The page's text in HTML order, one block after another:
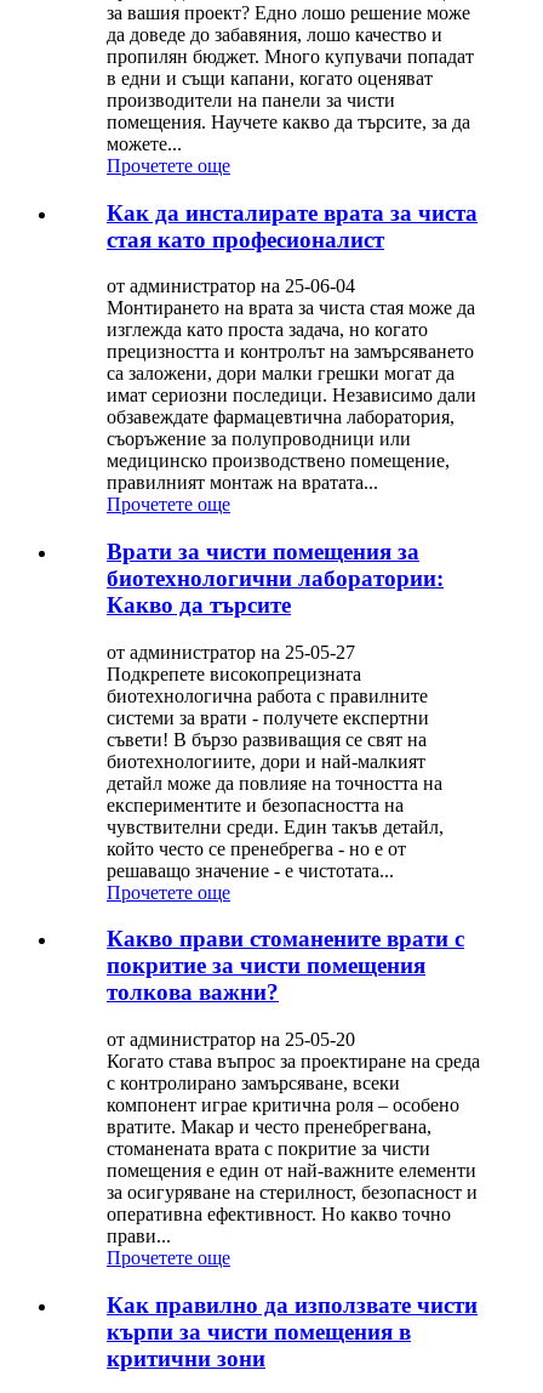
за вашия проект? Едно лошо решение може
да доведе до забавяния, лошо качество и
пропилян бюджет. Много купувачи попадат
в едни и същи капани, когато оценяват
производители на панели за чисти
помещения. Научете какво да търсите, за да
можете...
Прочетете още
Как да инсталирате врата за чиста
стая като професионалист
от администратор на 25-06-04
Монтирането на врата за чиста стая може да
изглежда като проста задача, но когато
прецизността и контролът на замърсяването
са заложени, дори малки грешки могат да
имат сериозни последици. Независимо дали
обзавеждате фармацевтична лаборатория,
съоръжение за полупроводници или
медицинско производствено помещение,
правилният монтаж на вратата...
Прочетете още
Врати за чисти помещения за
биотехнологични лаборатории:
Какво да търсите
от администратор на 25-05-27
Подкрепете високопрецизната
биотехнологична работа с правилните
системи за врати - получете експертни
съвети! В бързо развиващия се свят на
биотехнологиите, дори и най-малкият
детайл може да повлияе на точността на
експериментите и безопасността на
чувствителни среди. Един такъв детайл,
който често се пренебрегва - но е от
решаващо значение - е чистотата...
Прочетете още
Какво прави стоманените врати с
покритие за чисти помещения
толкова важни?
от администратор на 25-05-20
Когато става въпрос за проектиране на среда
с контролирано замърсяване, всеки
компонент играе критична роля – особено
вратите. Макар и често пренебрегвана,
стоманената врата с покритие за чисти
помещения е един от най-важните елементи
за осигуряване на стерилност, безопасност и
оперативна ефективност. Но какво точно
прави...
Прочетете още
Как правилно да използвате чисти
кърпи за чисти помещения в
критични зони